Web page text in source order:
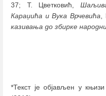
37; Т. Цветковић,
Караџића и Вука Врчевића
казивања до збирке
*Текст је објављен у